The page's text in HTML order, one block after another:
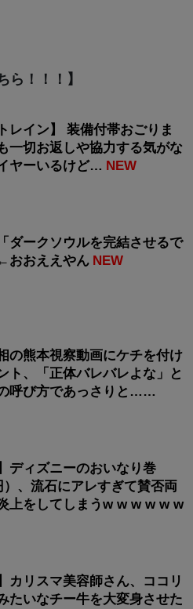
ら！！！】
レイン】 装備付帯おごりま
一切お返しや協力する気がな
ヤーいるけど… NEW
ダークソウルを完結させるで
おおええやん NEW
の熊本視察動画にケチを付け
ト、「正体バレバレよな」と
呼び方であっさりと……
ディズニーのおいなり巻
）、流石にアレすぎて賛否両
上をしてしまうw w w w w w
カリスマ美容師さん、ココリ
たいなチー牛を大変身させた